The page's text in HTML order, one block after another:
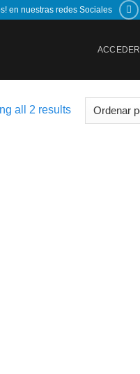
en nuestras redes Sociales
ACCEDER
all 2 resultsSorted